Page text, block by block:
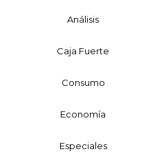
Análisis
Caja Fuerte
Consumo
Economía
Especiales